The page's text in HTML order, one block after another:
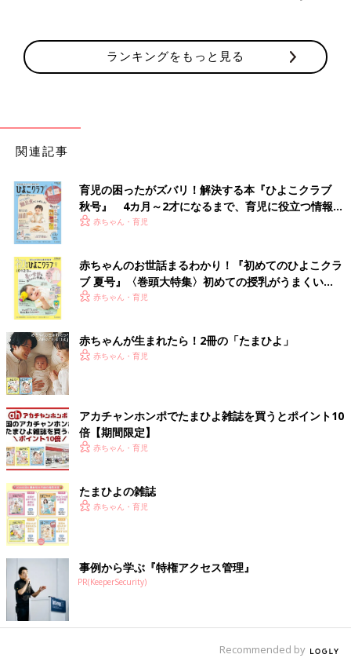
ランキングをもっと見る
関連記事
育児の困ったがズバリ！解決する本『ひよこクラブ
秋号』 4カ月～2才になるまで、育児に役立つ情報が
いっぱい！
赤ちゃん・育児
赤ちゃんのお世話まるわかり！『初めてのひよこクラ
ブ 夏号』〈巻頭大特集〉初めての授乳がうまくい
く！ おっぱい・ミルクの基本と夏のトラブル 解決テ
赤ちゃん・育児
赤ちゃんが生まれたら！2冊の「たまひよ」
赤ちゃん・育児
アカチャンホンポでたまひよ雑誌を買うとポイント10
倍【期間限定】
赤ちゃん・育児
たまひよの雑誌
赤ちゃん・育児
事例から学ぶ『特権アクセス管理』
PR(KeeperSecurity)
Recommended by